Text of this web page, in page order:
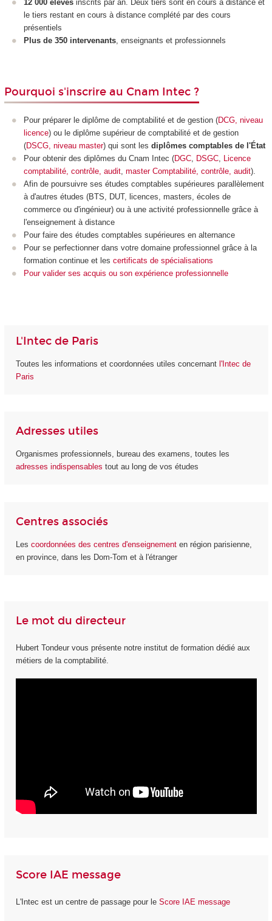
12 000 élèves inscrits par an. Deux tiers sont en cours à distance et
le tiers restant en cours à distance complété par des cours
présentiels
Plus de 350 intervenants , enseignants et professionnels
Pourquoi s'inscrire au Cnam Intec ?
Pour préparer le diplôme de comptabilité et de gestion (DCG, niveau
licence) ou le diplôme supérieur de comptabilité et de gestion
(DSCG, niveau master) qui sont les diplômes comptables de l'État
Pour obtenir des diplômes du Cnam Intec (DGC DSGC Licence
comptabilité, contrôle, audit master Comptabilité, contrôle, audit).
Afin de poursuivre ses études comptables supérieures parallèlement
à d'autres études (BTS, DUT, licences, masters, écoles de
commerce ou d'ingénieur) ou à une activité professionnelle grâce à
l'enseignement à distance
Pour faire des études comptables supérieures en alternance
Pour se perfectionner dans votre domaine professionnel grâce à la
formation continue et les certificats de spécialisations
Pour valider ses acquis ou son expérience professionnelle
L'Intec de Paris
Toutes les informations et coordonnées utiles concernant l'Intec de
Paris
Adresses utiles
Organismes professionnels, bureau des examens, toutes les
adresses indispensables tout au long de vos études
Centres associés
Les coordonnées des centres d'enseignement en région parisienne,
en province, dans les Dom-Tom et à l'étranger
Le mot du directeur
Hubert Tondeur vous présente notre institut de formation dédié aux
métiers de la comptabilité.
Score IAE message
L'Intec est un centre de passage pour le Score IAE message